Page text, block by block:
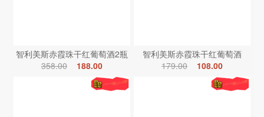
智利美斯赤霞珠干红葡萄酒2瓶
358.00
188.00
智利美斯赤霞珠干红葡萄酒
179.00
108.00